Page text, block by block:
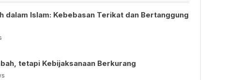
dalam Islam: Kebebasan Terikat dan Bertanggung
tetapi Kebijaksanaan Berkurang